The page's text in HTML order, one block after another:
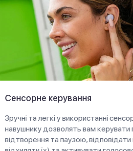
Сенсорне керування
Зручні та легкі у використанні
навушнику дозволять вам керувати
відтворення та паузою, відповідати